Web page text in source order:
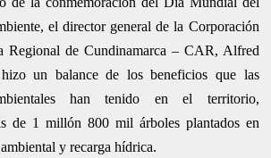
el director general de la Corporación
Regional de Cundinamarca – CAR, Alfred
un balance de los beneficios que las
han tenido en el territorio,
de 1 millón 800 mil árboles plantados en
y recarga hídrica.